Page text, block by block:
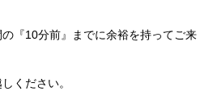
『10分前』までに余裕を持ってご来
ください。